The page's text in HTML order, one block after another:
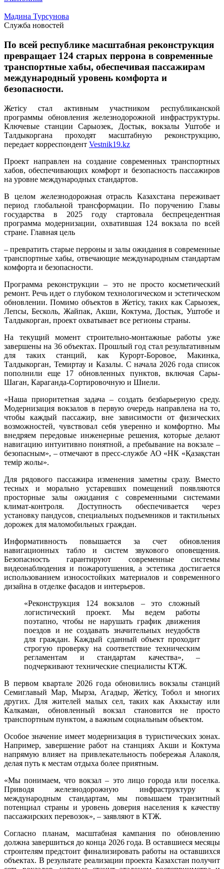
Мадина Турсунова
Служба новостей
По всей республике масштабная реконструкция
превращает 124 старых перрона в современные
транспортные хабы, обеспечивая пассажирам
международный уровень комфорта и
безопасности.
Жетісу стал активным участником республиканской
программы обновления железнодорожной инфраструктуры.
Ключевые станции Сарыозек, Достык, вокзалы Уштобе и
Талдыкоргана проходят масштабную реконструкцию,
передает корреспондент Vestnik19.kz
Проект направлен на создание современных транспортных
хабов, обеспечивающих комфорт и безопасность пассажиров
на уровне международных стандартов.
В целом железнодорожная отрасль Казахстана переживает
период глобальной трансформации. По поручению Главы
государства в 2025 году стартовала беспрецедентная
программа модернизации, охватившая 124 вокзала по всей
стране. Главная цель
– превратить старые перроны и залы ожидания в современные
транспортные хабы, отвечающие международным стандартам
комфорта и безопасности.
Программа реконструкции – это не просто косметический
ремонт. Речь идет о глубоком технологическом и эстетическом
обновлении. Помимо объектов в Жетісу, таких как Сарыозек,
Лепсы, Бесколь, Жайпак, Акши, Коктума, Достык, Уштобе и
Талдыкорган, проект охватывает все регионы страны.
На текущий момент строительно-монтажные работы уже
завершены на 36 объектах. Прошлый год стал результативным
для таких станций, как Курорт-Боровое, Макинка,
Талдыкорган, Темиртау и Казалы. С начала 2026 года список
пополнили еще 17 обновленных пунктов, включая Сары-
Шаган, Караганда-Сортировочную и Шиели.
«Наша приоритетная задача – создать безбарьерную среду.
Модернизация вокзалов в первую очередь направлена на то,
чтобы каждый пассажир, вне зависимости от физических
возможностей, чувствовал себя уверенно и комфортно. Мы
внедряем передовые инженерные решения, которые делают
навигацию интуитивно понятной, а пребывание на вокзале –
безопасным», – отмечают в пресс-службе АО «НК «Қазақстан
темір жолы».
Для рядового пассажира изменения заметны сразу. Вместо
тесных и морально устаревших помещений появляются
просторные залы ожидания с современными системами
климат-контроля. Доступность обеспечивается через
установку пандусов, специальных подъемников и тактильных
дорожек для маломобильных граждан.
Информативность повышается за счет обновления
навигационных табло и систем звукового оповещения.
Безопасность гарантируют современные системы
видеонаблюдения и пожаротушения, а эстетика достигается
использованием износостойких материалов и современного
дизайна в отделке фасадов и интерьеров.
«Реконструкция 124 вокзалов – это сложный
логистический проект. Мы ведем работы
поэтапно, чтобы не нарушать график движения
поездов и не создавать значительных неудобств
для граждан. Каждый сданный объект проходит
строгую проверку на соответствие техническим
регламентам и стандартам качества», –
подчеркивают технические специалисты КТЖ.
В первом квартале 2026 года обновились вокзалы станций
Семиглавый Мар, Мырза, Агадыр, Жетісу, Тобол и многих
других. Для жителей малых сел, таких как Аккыстау или
Калкаман, обновленный вокзал становится не просто
транспортным пунктом, а важным социальным объектом.
Особое значение имеет модернизация в туристических зонах.
Например, завершение работ на станциях Акши и Коктума
напрямую влияет на привлекательность побережья Алаколя,
делая путь к местам отдыха более приятным.
«Мы понимаем, что вокзал – это лицо города или поселка.
Приводя железнодорожную инфраструктуру к
международным стандартам, мы повышаем транзитный
потенциал страны и уровень доверия населения к качеству
пассажирских перевозок», – заявляют в КТЖ.
Согласно планам, масштабная кампания по обновлению
должна завершиться до конца 2026 года. В оставшиеся месяцы
строителям предстоит финализировать работы на оставшихся
объектах. В результате реализации проекта Казахстан получит